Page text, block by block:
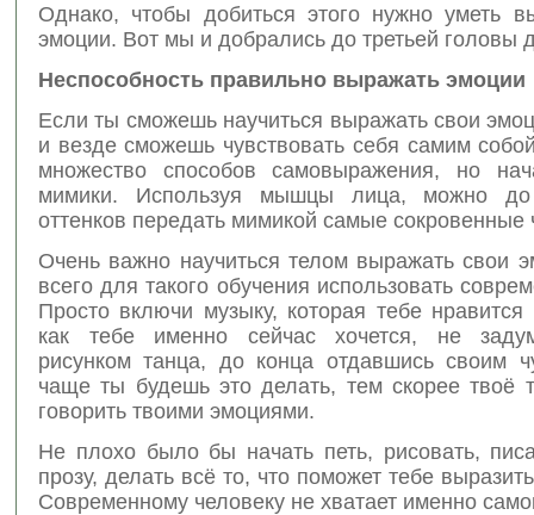
Однако, чтобы добиться этого нужно уметь
эмоции. Вот мы и добрались до третьей головы
Неспособность правильно выражать эмоции
Если ты сможешь научиться выражать свои
и везде сможешь чувствовать себя самим
множество способов самовыражения, но
мимики. Используя мышцы лица, можно до
оттенков передать мимикой самые сокровенные
Очень важно научиться телом выражать свои
всего для такого обучения использовать
Просто включи музыку, которая тебе нравится
как тебе именно сейчас хочется, не
рисунком танца, до конца отдавшись своим
чаще ты будешь это делать, тем скорее твоё
говорить твоими эмоциями.
Не плохо было бы начать петь, рисовать,
прозу, делать всё то, что поможет тебе
Современному человеку не хватает именно